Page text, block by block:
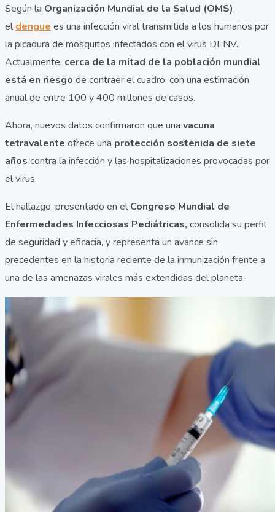
Según la Organización Mundial de la Salud (OMS),
el dengue es una infección viral transmitida a los humanos por
la picadura de mosquitos infectados con el virus DENV.
Actualmente, cerca de la mitad de la población mundial
está en riesgo de contraer el cuadro, con una estimación
anual de entre 100 y 400 millones de casos.
Ahora, nuevos datos confirmaron que una vacuna
tetravalente ofrece una protección sostenida de siete
años contra la infección y las hospitalizaciones provocadas por
el virus.
El hallazgo, presentado en el Congreso Mundial de
Enfermedades Infecciosas Pediátricas, consolida su perfil
de seguridad y eficacia, y representa un avance sin
precedentes en la historia reciente de la inmunización frente a
una de las amenazas virales más extendidas del planeta.